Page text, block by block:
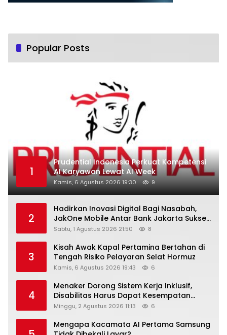
Popular Posts
1
Prudential Indonesia Perkuat Kompetensi
AI Karyawan Lewat AI Week
Kamis, 6 Agustus 2026 19:30 9
2
Hadirkan Inovasi Digital Bagi Nasabah,
JakOne Mobile Antar Bank Jakarta Sukses
Raih Digital Excellence Awards 2026
Sabtu, 1 Agustus 2026 21:50 8
3
Kisah Awak Kapal Pertamina Bertahan di
Tengah Risiko Pelayaran Selat Hormuz
Kamis, 6 Agustus 2026 19:43 6
4
Menaker Dorong Sistem Kerja Inklusif,
Disabilitas Harus Dapat Kesempatan
Setara
Minggu, 2 Agustus 2026 11:13 6
Mengapa Kacamata AI Pertama Samsung